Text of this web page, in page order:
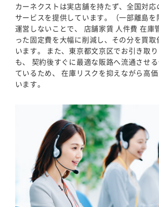
カーネクストは実店舗を持たず、全国対応
サービスを提供しています。（一部離島を
運営しないことで、 店舗家賃 人件費 在庫
った固定費を大幅に削減し、その分を買取
います。 また、東京都文京区でお引き取
も、 契約後すぐに最適な販路へ流通させ
ているため、 在庫リスクを抑えながら高
います。